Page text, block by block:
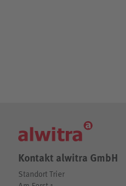
Kontakt alwitra GmbH
Standort Trier